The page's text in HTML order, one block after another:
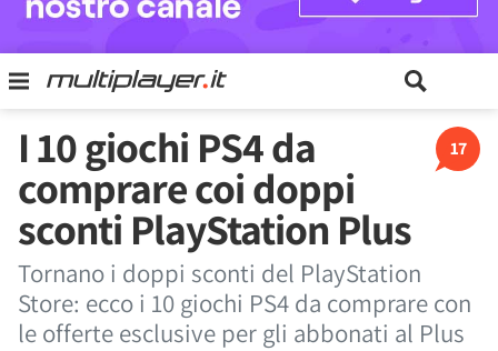
17
I 10 giochi PS4 da
comprare coi doppi
sconti PlayStation Plus
Tornano i doppi sconti del PlayStation
Store: ecco i 10 giochi PS4 da comprare con
le offerte esclusive per gli abbonati al Plus